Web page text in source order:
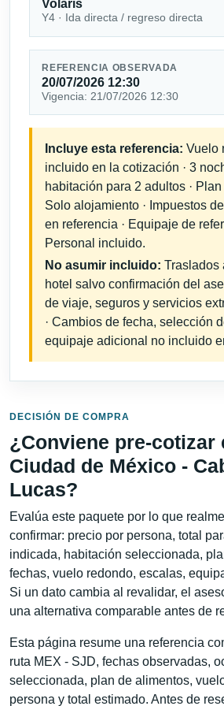
Volaris
Y4 · Ida directa / regreso directa
REFERENCIA OBSERVADA
20/07/2026 12:30
Vigencia: 21/07/2026 12:30
Incluye esta referencia: Vuelo
incluido en la cotización · 3
habitación para 2 adultos ·
Solo alojamiento · Impuestos
en referencia · Equipaje de
Personal incluido.
No asumir incluido: Traslados
hotel salvo confirmación del
de viaje, seguros y servicios
· Cambios de fecha, selección
equipaje adicional no incluido
DECISIÓN DE COMPRA
¿Conviene pre-cotizar
Ciudad de México -
Lucas?
Evalúa este paquete por lo que
confirmar: precio por persona, total
indicada, habitación seleccionada,
fechas, vuelo redondo, escalas,
Si un dato cambia al revalidar, el
una alternativa comparable antes de
Esta página resume una referencia
ruta MEX - SJD, fechas observadas,
seleccionada, plan de alimentos,
persona y total estimado. Antes de